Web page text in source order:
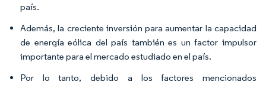
país.
Además, la creciente inversión para aumentar la capacidad
de energía eólica del país también es un factor impulsor
importante para el mercado estudiado en el país.
Por lo tanto, debido a los factores mencionados